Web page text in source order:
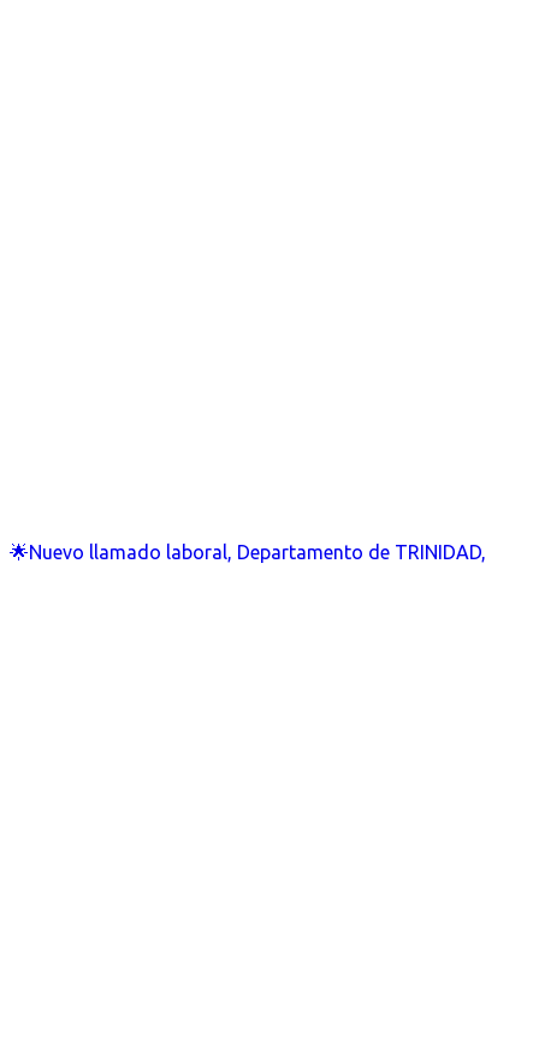
🌟Nuevo llamado laboral, Departamento de TRINIDAD,